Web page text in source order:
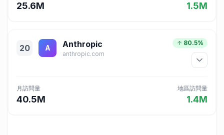
25.6M 1.5M
20 A Anthropic
anthropic.com
80.5%
月訪問量
40.5M
地區訪問量
1.4M